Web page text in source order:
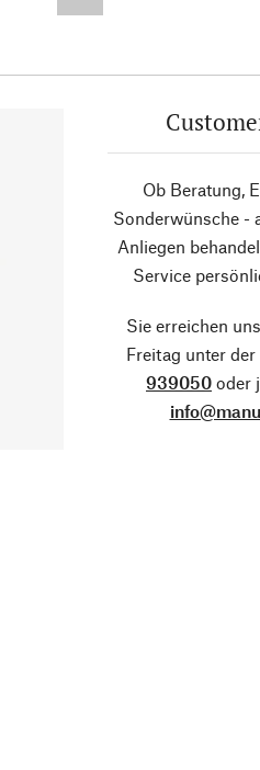
Ob Beratung,
Sonderwünsche -
Anliegen
Service
Sie erreichen
Freitag unter
939050 oder